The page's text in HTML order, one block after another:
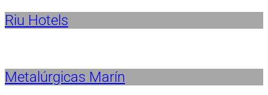
Riu Hotels
Metalúrgicas Marín